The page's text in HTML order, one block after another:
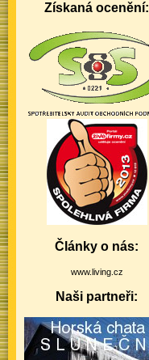
Získaná ocenění:
Články o nás:
www.living.cz
Naši partneři: